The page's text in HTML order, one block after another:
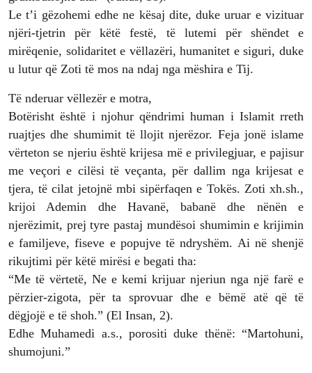
Le t’i gëzohemi edhe ne kësaj dite, duke uruar e vizituar
njëri-tjetrin për këtë festë, të lutemi për shëndet e
mirëqenie, solidaritet e vëllazëri, humanitet e siguri, duke
u lutur që Zoti të mos na ndaj nga mëshira e Tij.
Të nderuar vëllezër e motra,
Botërisht është i njohur qëndrimi human i Islamit rreth
ruajtjes dhe shumimit të llojit njerëzor. Feja jonë islame
vërteton se njeriu është krijesa më e privilegjuar, e pajisur
me veçori e cilësi të veçanta, për dallim nga krijesat e
tjera, të cilat jetojnë mbi sipërfaqen e Tokës. Zoti xh.sh.,
krijoi Ademin dhe Havanë, babanë dhe nënën e
njerëzimit, prej tyre pastaj mundësoi shumimin e krijimin
e familjeve, fiseve e popujve të ndryshëm. Ai në shenjë
rikujtimi për këtë mirësi e begati tha:
“Me të vërtetë, Ne e kemi krijuar njeriun nga një farë e
përzier-zigota, për ta sprovuar dhe e bëmë atë që të
dëgjojë e të shoh.” (El Insan, 2).
Edhe Muhamedi a.s., porositi duke thënë: “Martohuni,
shumojuni.”